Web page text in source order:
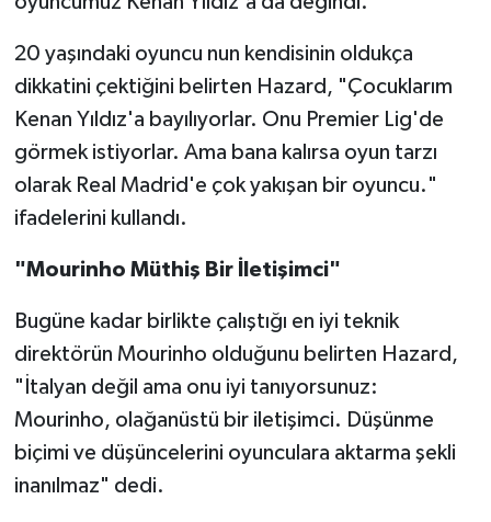
20 yaşındaki oyuncu nun kendisinin oldukça
dikkatini çektiğini belirten Hazard, "Çocuklarım
Kenan Yıldız'a bayılıyorlar. Onu Premier Lig'de
görmek istiyorlar. Ama bana kalırsa oyun tarzı
olarak Real Madrid'e çok yakışan bir oyuncu."
ifadelerini kullandı.
"Mourinho Müthiş Bir İletişimci"
Bugüne kadar birlikte çalıştığı en iyi teknik
direktörün Mourinho olduğunu belirten Hazard,
"İtalyan değil ama onu iyi tanıyorsunuz:
Mourinho, olağanüstü bir iletişimci. Düşünme
biçimi ve düşüncelerini oyunculara aktarma şekli
inanılmaz" dedi.
Türkiye Basketbol Ligi
Kadınlar Basketbol Ligi
Diğer Basketbol Ligleri
Formula 1
Atletizm
Hentbol
At Yarışı
Bisiklet
Boks